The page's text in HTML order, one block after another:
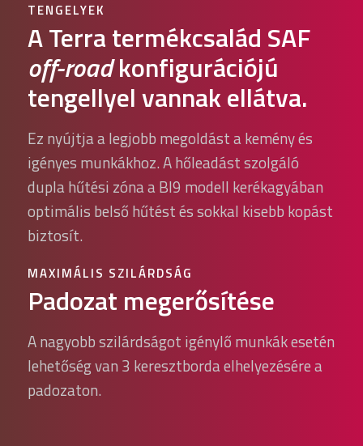
TENGELYEK
A Terra termékcsalád SAF
off-roadkonfigurációjú
tengellyel vannak ellátva.
Ez nyújtja a legjobb megoldást a kemény és
igényes munkákhoz. A hőleadást szolgáló
dupla hűtési zóna a BI9 modell kerékagyában
optimális belső hűtést és sokkal kisebb kopást
biztosít.
MAXIMÁLIS SZILÁRDSÁG
Padozat megerősítése
A nagyobb szilárdságot igénylő munkák esetén
lehetőség van 3 keresztborda elhelyezésére a
padozaton.